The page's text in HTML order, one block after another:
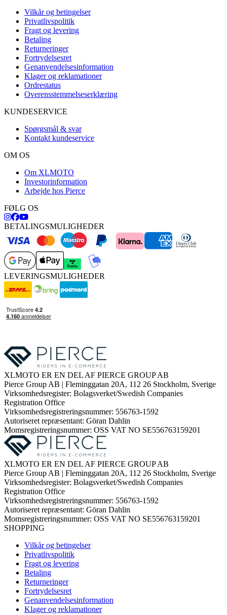
Vilkår og betingelser
Privatlivspolitik
Fragt og levering
Betaling
Returneringer
Fortrydelsesret
Genanvendelsesinformation
Klager og reklamationer
Ordrestatus
Overensstemmelseserklæring
KUNDESERVICE
Spørgsmål & svar
Kontakt kundeservice
OM OS
Om XLMOTO
Investorinformation
Arbejde hos Pierce
FØLG OS
BETALINGSMULIGHEDER
LEVERINGSMULIGHEDER
XLMOTO ER EN DEL AF PIERCE GROUP AB
Pierce Group AB | Fleminggatan 20A, 112 26 Stockholm, Sverige
Virksomhedsregister: Bolagsverket/Swedish Companies
Registration Office
Virksomhedsregistreringsnummer: 556763-1592
Autoriseret repræsentant: Göran Dahlin
Momsregistreringsnummer: OSS VAT NO SE556763159201
XLMOTO ER EN DEL AF PIERCE GROUP AB
Pierce Group AB | Fleminggatan 20A, 112 26 Stockholm, Sverige
Virksomhedsregister: Bolagsverket/Swedish Companies
Registration Office
Virksomhedsregistreringsnummer: 556763-1592
Autoriseret repræsentant: Göran Dahlin
Momsregistreringsnummer: OSS VAT NO SE556763159201
SHOPPING
Vilkår og betingelser
Privatlivspolitik
Fragt og levering
Betaling
Returneringer
Fortrydelsesret
Genanvendelsesinformation
Klager og reklamationer